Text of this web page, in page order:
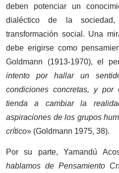
deben potenciar un
dialéctico de la
transformación social. Una
debe erigirse como
Goldmann (1913-1970), el
intento por hallar un
condiciones concretas, y por
tienda a cambiar la
aspiraciones de los grupos
crítico» (Goldmann 1975, 38).
Por su parte, Yamandú
hablamos de Pensamiento